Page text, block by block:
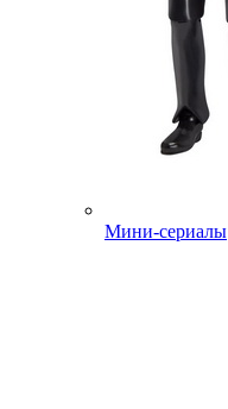
Мини-сериалы